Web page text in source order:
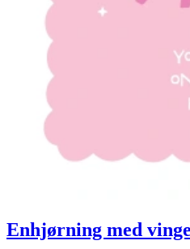
Enhjørning med